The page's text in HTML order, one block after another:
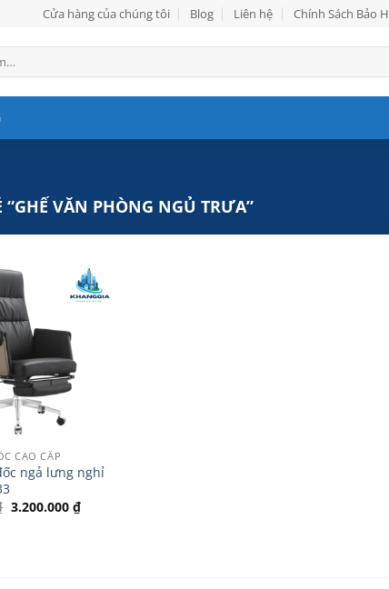
Cửa hàng của chúng tôi Blog Liên hệ Chính Sách Bảo
VĂN PHÒNG NGỦ TRƯA”
CAO CẤP
ngả lưng nghỉ
Giá
3.200.000 ₫Giá
hiện